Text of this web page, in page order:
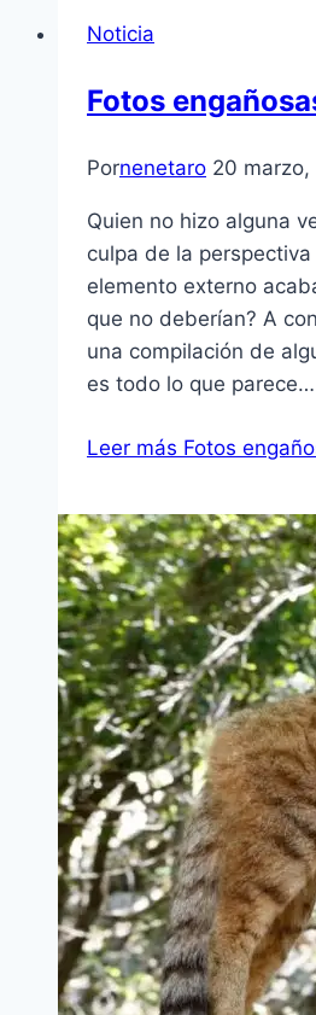
Noticia
Fotos
Pornenetaro 20 marzo,
Quien no hizo alguna
culpa de la
elemento externo
que no deberí­an? A
una compilación de
es todo lo que parece…
Leer más Fotos